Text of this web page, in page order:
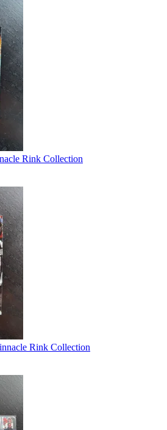
Rink Collection
Rink Collection